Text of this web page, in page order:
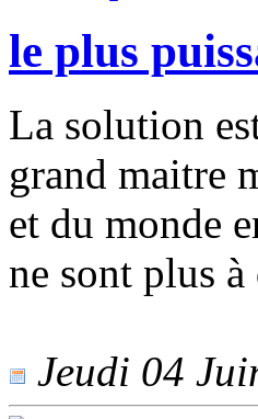
le plus
La solution
grand maitre
et du monde
ne sont plus à
Jeudi 04